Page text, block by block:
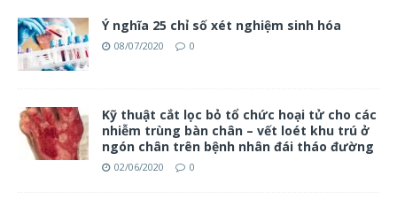
Ý nghĩa 25 chỉ số xét nghiệm sinh hóa
08/07/2020 0
Kỹ thuật cắt lọc bỏ tổ chức hoại tử cho các
nhiễm trùng bàn chân – vết loét khu trú ở
ngón chân trên bệnh nhân đái tháo đường
02/06/2020 0